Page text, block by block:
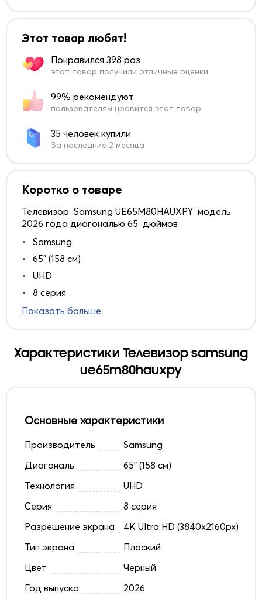
Этот товар любят!
Понравился 398 раз
этот товар получили отличные оценки
99% рекомендуют
пользователям нравится этот товар
35 человек купили
За последние 2 месяца
Коротко о товаре
Телевизор Samsung UE65M80HAUXPY модель
2026 года диагональю 65 дюймов .
Samsung
65" (158 см)
UHD
8 серия
Показать больше
Характеристики Телевизор samsung
ue65m80hauxpy
Основные характеристики
Производитель
Samsung
Диагональ
65" (158 см)
Технология
UHD
Серия
8 серия
Разрешение экрана
4K Ultra HD (3840x2160px)
Тип экрана
Плоский
Цвет
Черный
Год выпуска
2026